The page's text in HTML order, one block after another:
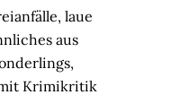
laue
aus
Krimikritik